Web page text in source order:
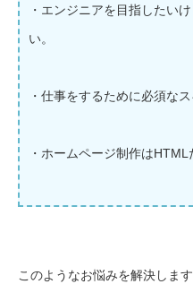
・エンジニアを目指したい
い。
・仕事をするために必須な
・ホームページ制作は
このようなお悩みを解決します